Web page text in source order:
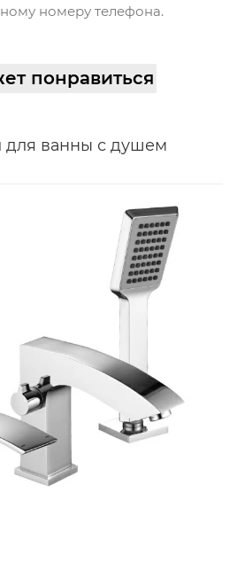
номеру телефона.
понравиться
для ванны с душем